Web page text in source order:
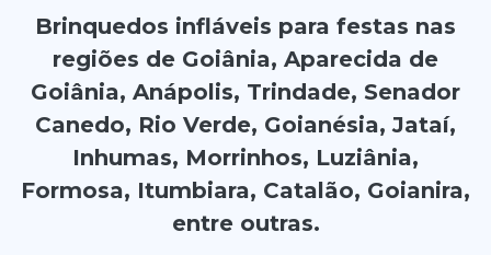
Brinquedos infláveis para festas nas
regiões de Goiânia, Aparecida de
Goiânia, Anápolis, Trindade, Senador
Canedo, Rio Verde, Goianésia, Jataí,
Inhumas, Morrinhos, Luziânia,
Formosa, Itumbiara, Catalão, Goianira,
entre outras.